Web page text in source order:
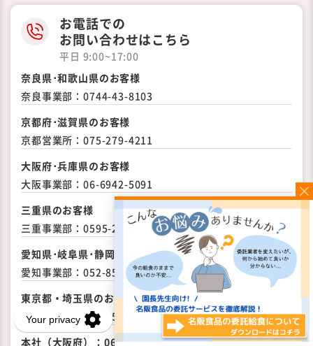
お電話での
お問い合わせはこちら
平日 9:00~17:00
奈良県･和歌山県のお客様
奈良事業部：0744-43-8103
京都府･滋賀県のお客様
京都営業所：075-279-4211
大阪府･兵庫県のお客様
大阪事業部：06-6942-5091
三重県のお客様
三重事業部：0595-24-1922
愛知県･岐阜県･静岡県の
お客様
愛知事業部：052-856-5691
東京都・埼玉県のお客様
関東事業部： 048-650-6682
本社（大阪府）： 06-6948-5245